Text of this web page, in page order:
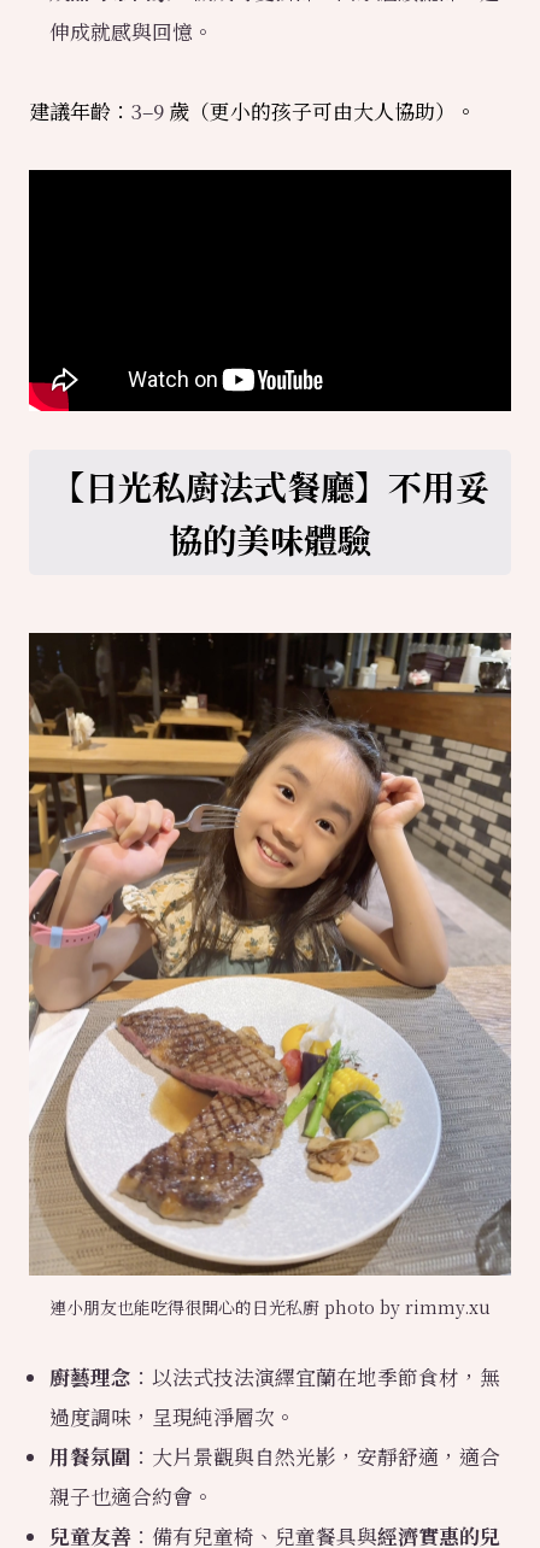
伸成就感與回憶。
建議年齡： 3–9 歲（更小的孩子可由大人協助）。
【日光私廚法式餐廳】不用妥
協的美味體驗
連小朋友也能吃得很開心的日光私廚 photo by rimmy.xu
廚藝理念 ：以法式技法演繹宜蘭在地季節食材，無
過度調味，呈現純淨層次。
用餐氛圍 ：大片景觀與自然光影，安靜舒適，適合
親子也適合約會。
兒童友善：備有兒童椅、兒童餐具與經濟實惠的兒